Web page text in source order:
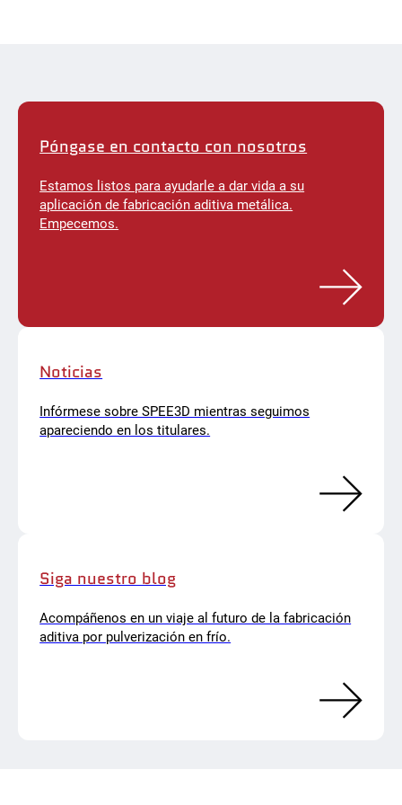
Póngase en contacto con nosotros
Estamos listos para ayudarle a dar vida a su
aplicación de fabricación aditiva metálica.
Empecemos.
Noticias
Infórmese sobre SPEE3D mientras seguimos
apareciendo en los titulares.
Siga nuestro blog
Acompáñenos en un viaje al futuro de la fabricación
aditiva por pulverización en frío.